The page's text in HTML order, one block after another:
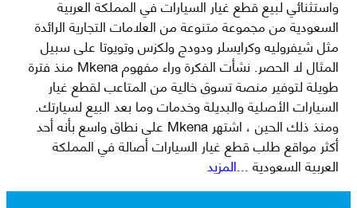
واستثنائي لبيع قطع غيار السيارات في المملكة العربية
السعودية من مجموعة متنوعة من العلامات التجارية الرائدة
مثل شيفروليه وكرايسلر ودودج ولكزس وتويوتا على سبيل
المثال لا الحصر. نشأت الفكرة وراء مفهوم Mkena منذ فترة
طويلة لتوفير منصة تسوق خالية من المتاعب لقطع غيار
السيارات الأصلية والبديلة وخدمات وما بعد البيع لسيارتك.
ومنذ ذلك الحين ، اشتهر Mkena على نطاق واسع بأنه أحد
أكثر مواقع طلب قطع غيار السيارات أصالة في المملكة
العربية السعودية...المزيد